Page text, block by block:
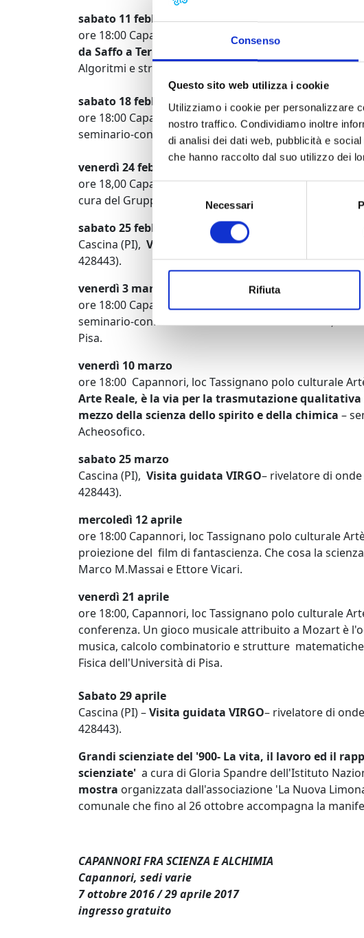
Consenso
Questo sito web utilizza i cookie
Utilizziamo i cookie per personalizzare
nostro traffico. Condividiamo inoltre
di analisi dei dati web, pubblicità e
che hanno raccolto dal suo utilizzo dei
Selezione
del
consenso
Necessari
Rifiuta
sabato 11 febbraio
ore 18:00 Capannori, loc Tassignano, polo culturale
da Saffo a Terminator 3
seminario-conferenza a cura
Algoritmi e strutture dei dati Università di Pisa.
sabato 18 febbraio
ore 18:00 Capannori, loc Tassignano, polo culturale
seminario-conferenza a cura del Gruppo Archeosofico.
venerdì 24 febbraio
ore 18,00 Capannori, loc Tassignano, polo culturale
cura del Gruppo Archeosofico.
sabato 25 febbraio
Cascina (PI), Visita guidata VIRGO
– rivelatore di
428443).
venerdì 3 marzo
ore 18:00 Capannori, loc Tassignano, polo culturale
seminario-conferenza a cura di Carlo Bradaschia,
Pisa.
venerdì 10 marzo
ore 18:00 Capannori, loc Tassignano polo culturale
Arte Reale, è la via per la trasmutazione
mezzo della scienza dello spirito e della chimica –
Acheosofico.
sabato 25 marzo
Cascina (PI), Visita guidata VIRGO– rivelatore di
428443).
mercoledì 12 aprile
ore 18:00 Capannori, loc Tassignano polo culturale
proiezione del film di fantascienza. Che cosa la
Marco M.Massai e Ettore Vicari.
venerdì 21 aprile
ore 18:00, Capannori, loc Tassignano polo culturale
conferenza. Un gioco musicale attribuito a Mozart è
musica, calcolo combinatorio e strutture
Fisica dell'Università di Pisa.
Sabato 29 aprile
Cascina (PI) –Visita guidata VIRGO– rivelatore di
428443).
Grandi scienziate del '900- La vita, il lavoro ed il
scienziate' a cura di Gloria Spandre dell'Istituto
mostra organizzata dall'associazione 'La Nuova
comunale che fino al 26 ottobre accompagna la
CAPANNORI FRA SCIENZA E ALCHIMIA
Capannori, sedi varie
7 ottobre 2016 / 29 aprile 2017
ingresso gratuito